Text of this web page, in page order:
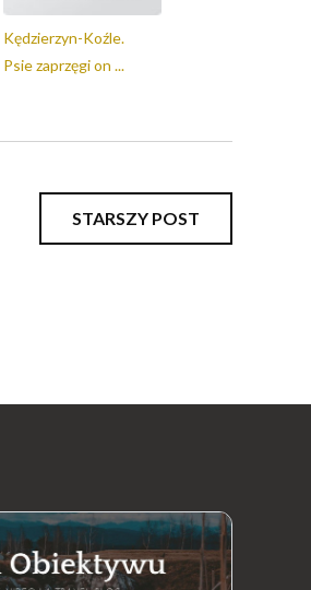
Kędzierzyn-Koźle.
Psie zaprzęgi on ...
STARSZY POST